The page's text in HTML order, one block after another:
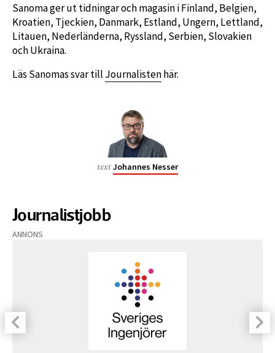
Sanoma ger ut tidningar och magasin i Finland, Belgien,
Kroatien, Tjeckien, Danmark, Estland, Ungern, Lettland,
Litauen, Nederländerna, Ryssland, Serbien, Slovakien
och Ukraina.
Läs Sanomas svar till Journalistenhär.
text Johannes Nesser
Journalistjobb
ANNONS